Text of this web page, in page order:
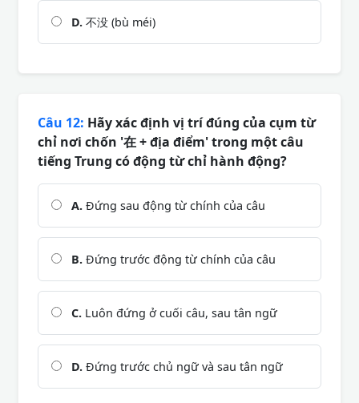
D. 不没 (bù méi)
Câu 12: Hãy xác định vị trí đúng của cụm từ
chỉ nơi chốn '在 + địa điểm' trong một câu
tiếng Trung có động từ chỉ hành động?
A. Đứng sau động từ chính của câu
B. Đứng trước động từ chính của câu
C. Luôn đứng ở cuối câu, sau tân ngữ
D. Đứng trước chủ ngữ và sau tân ngữ